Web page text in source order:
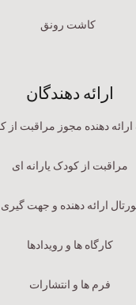
کاشت رونق
ارائه دهندگان
مراقبت از کودک یارانه ای
ارائه دهنده و جهت گیری
کارگاه ها و رویدادها
فرم ها و انتشارات